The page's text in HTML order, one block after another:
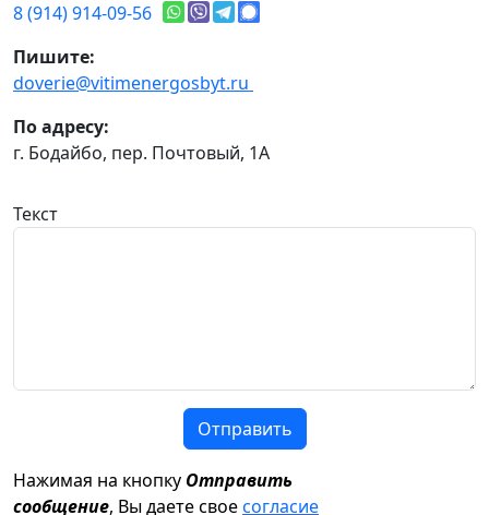
8 (914) 914-09-56
Пишите:
doverie@vitimenergosbyt.ru
По адресу:
г. Бодайбо, пер. Почтовый, 1А
Текст
Отправить
Нажимая на кнопку Отправить
сообщение, Вы даете своесогласие